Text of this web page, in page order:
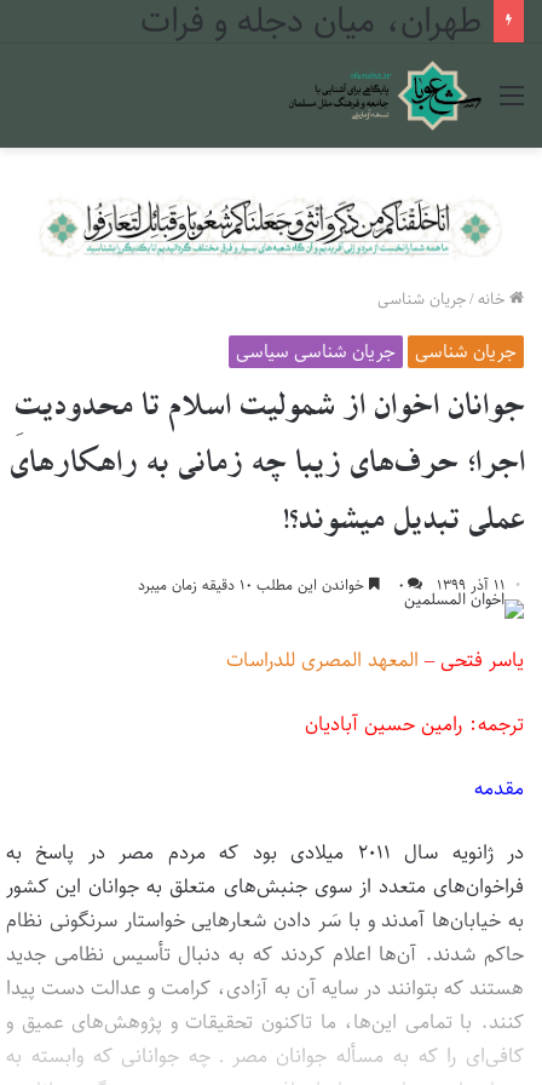
طهران، میان دجله و فرات
منو
خانه/جریان شناسی
جریان شناسی جریان شناسی سیاسی
جوانان اخوان از شمولیت اسلام تا محدودیتِ
اجرا؛ حرف‌های زیبا چه زمانی به راهکارهای
عملی تبدیل میشوند؟!
۱۱ آذر ۱۳۹۹ ۰ خواندن این مطلب ۱۰ دقیقه زمان میبرد
یاسر فتحی – المعهد المصری للدراسات
ترجمه: رامین حسین آبادیان
مقدمه
در ژانویه سال ۲۰۱۱ میلادی بود که مردم مصر در پاسخ به
فراخوان‌های متعدد از سوی جنبش‌های متعلق به جوانان این کشور
به خیابان‌ها آمدند و با سَر دادن شعارهایی خواستار سرنگونی نظام
حاکم شدند. آن‌ها اعلام کردند که به دنبال تأسیس نظامی جدید
هستند که بتوانند در سایه آن به آزادی، کرامت و عدالت دست پیدا
کنند. با تمامی این‌ها، ما تاکنون تحقیقات و پژوهش‌های عمیق و
کافی‌ای را که به مسأله جوانان مصر ـ چه جوانانی که وابسته به